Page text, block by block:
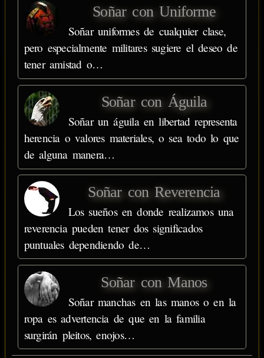
Soñar con Uniforme
Soñar uniformes de cualquier clase,
pero especialmente militares sugiere el deseo de
tener amistad o…
Soñar con Águila
Soñar un águila en libertad representa
herencia o valores materiales, o sea todo lo que
de alguna manera…
Soñar con Reverencia
Los sueños en donde realizamos una
reverencia pueden tener dos significados
puntuales dependiendo de…
Soñar con Manos
Soñar manchas en las manos o en la
ropa es advertencia de que en la familia
surgirán pleitos, enojos…